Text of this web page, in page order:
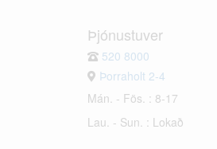
Þjónustuver
520 8000
Þorraholt 2-4
Mán. - Fös. : 8-17
Lau. - Sun. : Lokað